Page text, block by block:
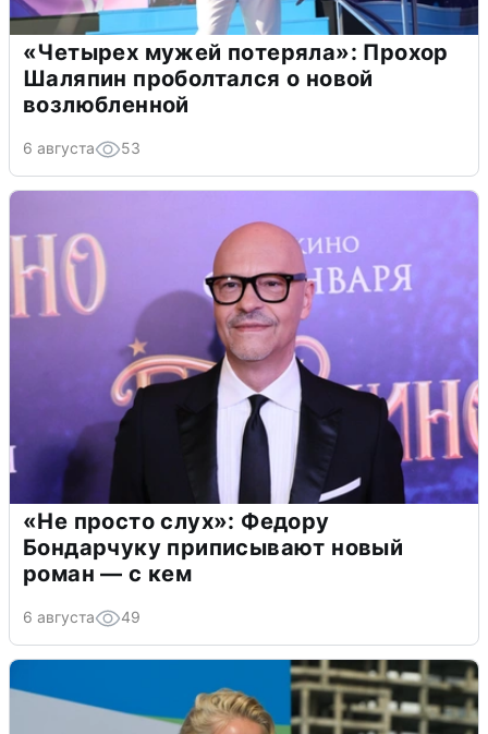
«Четырех мужей потеряла»: Прохор
Шаляпин проболтался о новой
возлюбленной
6 августа 53
«Не просто слух»: Федору
Бондарчуку приписывают новый
роман — с кем
6 августа 49